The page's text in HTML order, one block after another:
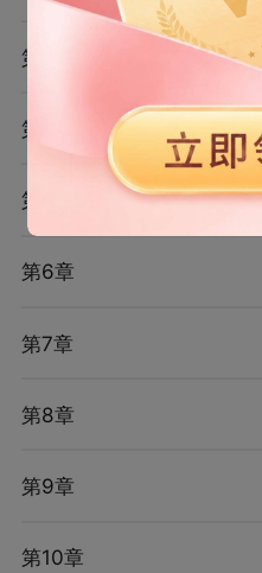
第3章
第4章
第5章
第6章
第7章
第8章
第9章
第10章